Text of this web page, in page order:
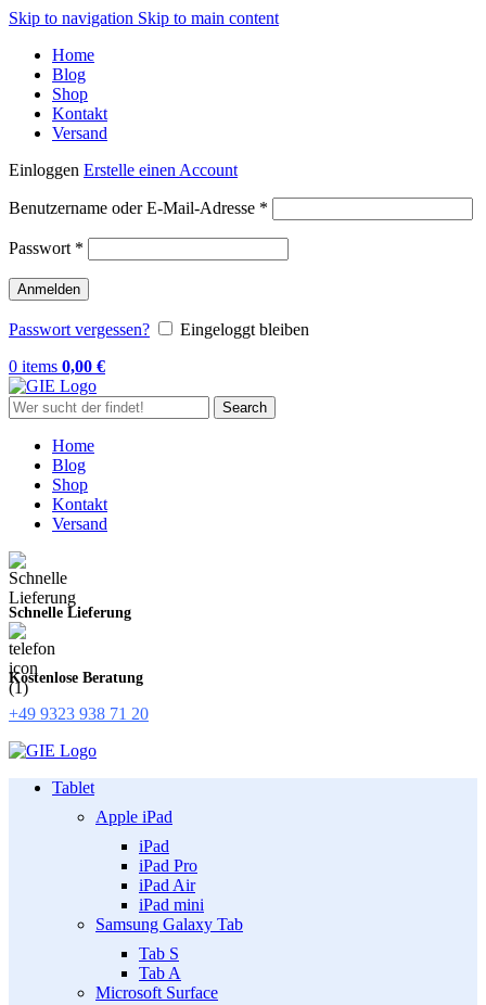
Skip to navigation Skip to main content
Home
Blog
Shop
Kontakt
Versand
Einloggen Erstelle einen Account
Benutzername oder E-Mail-Adresse *
Passwort *
Anmelden
Passwort vergessen?
Eingeloggt bleiben
0 items 0,00 €
Search
Home
Blog
Shop
Kontakt
Versand
Schnelle Lieferung
Kostenlose Beratung
+49 9323 938 71 20
Tablet
Apple iPad
iPad
iPad Pro
iPad Air
iPad mini
Samsung Galaxy Tab
Tab S
Tab A
Microsoft Surface